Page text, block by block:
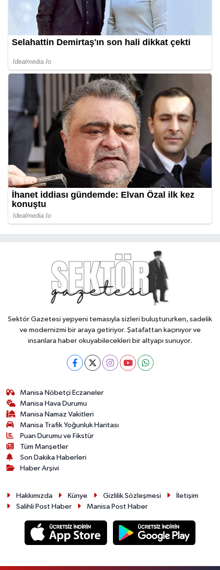
Sektör Gazetesi yepyeni temasıyla sizleri buluştururken, sadelik
ve modernizmi bir araya getiriyor. Şatafattan kaçınıyor ve
insanlara haber okuyabilecekleri bir altyapı sunuyor.
Manisa Nöbetçi Eczaneler
Manisa Hava Durumu
Manisa Namaz Vakitleri
Manisa Trafik Yoğunluk Haritası
Puan Durumu ve Fikstür
Tüm Manşetler
Son Dakika Haberleri
Haber Arşivi
Hakkımızda Künye Gizlilik Sözleşmesi
İletişim
Salihli Post Haber
Manisa Post Haber